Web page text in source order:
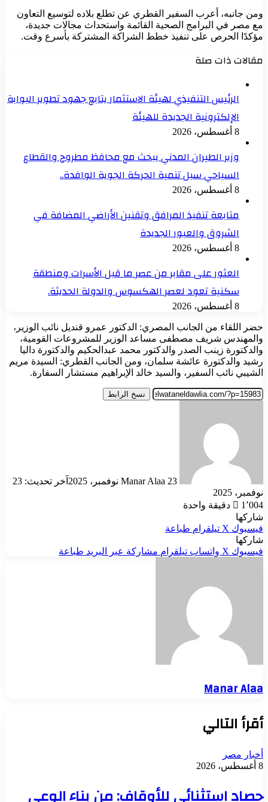
ومن جانبه، أعرب السفير القطري عن تطلع بلاده لتوسيع التعاون
مع مصر في البرامج الصحية القائمة واستحداث مجالات جديدة،
مؤكدًا الحرص على تنفيذ خطط الشراكة المشتركة بأسرع وقت.
مقالات ذات صلة
الرئيس التنفيذي لهيئة الاستثمار يتابع جهود تطوير البوابة
الإلكترونية الجديدة للهيئة
8 أغسطس، 2026
وزير الطيران المدني يبحث مع محافظ مطروح والقطاع
السياحي سبل تنمية الحركة الجوية الوافدة..
8 أغسطس، 2026
متابعة تنفيذ المرافق وتقنين الأراضي المضافة في
الشروق والعبور الجديدة
8 أغسطس، 2026
العثور على مقابر من عصر ما قبل الأسرات ومنطقة
سكنية تعود لعصر الهكسوس والدولة الحديثة.
8 أغسطس، 2026
حضر اللقاء من الجانب المصري: الدكتور عمرو قنديل نائب الوزير،
والمهندس شريف مصطفى مساعد الوزير للمشروعات القومية،
والدكتورة زينب الصدر والدكتور محمد عبدالحكيم والدكتورة داليا
رشيد والدكتورة عائشة سلمان، ومن الجانب القطري: السيدة مريم
الشيبي نائب السفير، والسيد خالد الإبراهيم مستشار السفارة.
نسخ الرابط
Manar Alaa 23 نوفمبر، 2025
آخر تحديث: 23
نوفمبر، 2025
1٬004
دقيقة واحدة
شاركها
فيسبوك ‫X تيلقرام طباعة
شاركها
فيسبوك ‫X واتساب تيلقرام مشاركة عبر البريد طباعة
Manar Alaa
أقرأ التالي
أخبار مصر
8 أغسطس، 2026